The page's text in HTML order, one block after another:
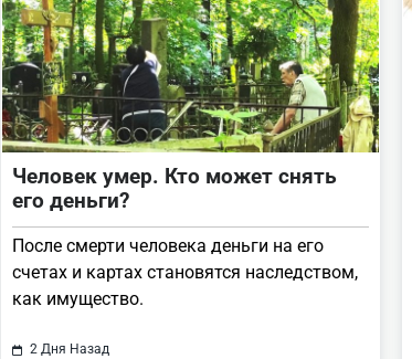
text">Page</span>
Человек умер. Кто может снять
его деньги?
После смерти человека деньги на его
счетах и картах становятся наследством,
как имущество.
2 Дня Назад